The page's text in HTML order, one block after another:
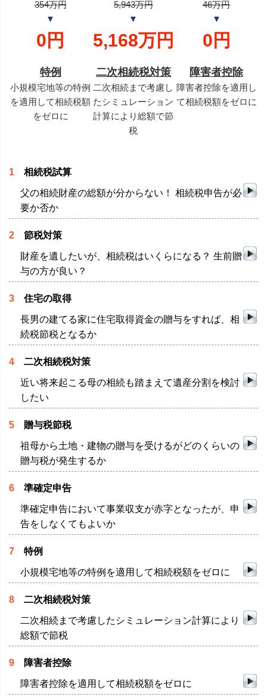
354万円
▼
0円
特例
小規模宅地等の特例
を適用して相続税額
をゼロに
5,943万円
▼
5,168万円
二次相続税対策
二次相続まで考慮し
たシミュレーション
計算により総額で節
税
46万円
▼
0円
障害者控除
障害者控除を適用し
て相続税額をゼロに
1 相続税試算
父の相続財産の総額が分からない！ 相続税申告が必
要か否か
2 節税対策
財産を遺したいが、相続税はいくらになる？ 生前贈
与の方が良い？
3 住宅の取得
長男の建てる家に住宅取得資金の贈与をすれば、相
続税節税となるか
4 二次相続税対策
近い将来起こる母の相続も踏まえて遺産分割を検討
したい
5 贈与税節税
祖母から土地・建物の贈与を受けるがどのくらいの
贈与税が発生するか
6 準確定申告
準確定申告において事業収支が赤字となったが、申
告をしなくてもよいか
7 特例
小規模宅地等の特例を適用して相続税額をゼロに
8 二次相続税対策
二次相続まで考慮したシミュレーション計算により
総額で節税
9 障害者控除
障害者控除を適用して相続税額をゼロに